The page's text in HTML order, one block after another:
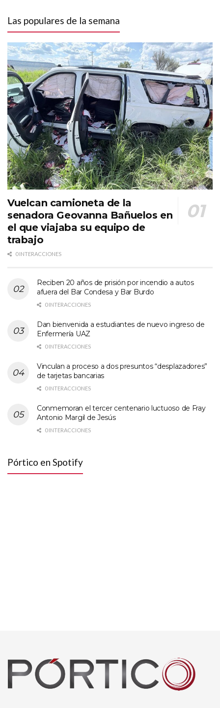
Las populares de la semana
Vuelcan camioneta de la
senadora Geovanna Bañuelos en
el que viajaba su equipo de
trabajo
0 INTERACCIONES
Reciben 20 años de prisión por incendio a autos
afuera del Bar Condesa y Bar Burdo
0 INTERACCIONES
Dan bienvenida a estudiantes de nuevo ingreso de
Enfermería UAZ
0 INTERACCIONES
Vinculan a proceso a dos presuntos “desplazadores”
de tarjetas bancarias
0 INTERACCIONES
Conmemoran el tercer centenario luctuoso de Fray
Antonio Margil de Jesús
0 INTERACCIONES
Pórtico en Spotify